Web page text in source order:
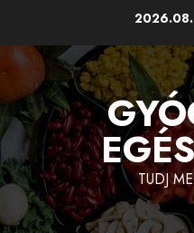
content
TUDJ